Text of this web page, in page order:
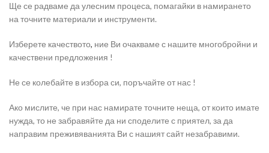
Ще се радваме да улесним процеса, помагайки в намирането
на точните материали и инструменти.
Изберете качеството, ние Ви очакваме с нашите многобройни и
качествени предложения !
Не се колебайте в избора си, поръчайте от нас !
Ако мислите, че при нас намирате точните неща, от които имате
нужда, то не забравяйте да ни споделите с приятел, за да
направим преживяванията Ви с нашият сайт незабравими.